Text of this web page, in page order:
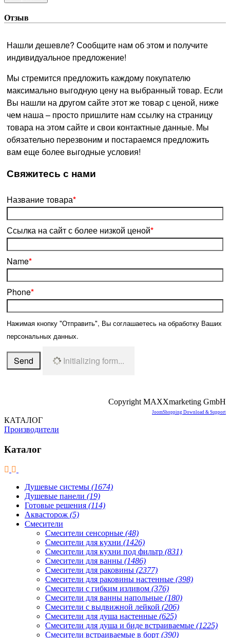
Отзыв
Нашли дешевле? Сообщите нам об этом и получите
индивидуальное предложение!
Мы стремится предложить каждому покупателю
максимально выгодную цену на выбранный товар. Если
Вы нашли на другом сайте этот же товар с ценой, ниже
чем наша – просто пришлите нам ссылку на страницу
товара на этом сайте и свои контактные данные. Мы
обязательно перезвоним и постараемся предложить
вам еще более выгодные условия!
­Свяжитесь с нами
Название товара*
Ссылка на сайт с более низкой ценой*
Name*
Phone*
Нажимая кнопку "Отправить", Вы соглашаетесь на обработку Ваших
персональных данных.
Send Initializing form...
Copyright MAXXmarketing GmbH
JoomShopping Download & Support
КАТАЛОГ
Производители
Каталог
Душевые системы (1674)
Душевые панели (19)
Готовые решения (114)
Аквасторож (5)
Смесители
Смесители сенсорные (48)
Смесители для кухни (1426)
Смесители для кухни под фильтр (831)
Смесители для ванны (1486)
Смесители для раковины (2377)
Смесители для раковины настенные (398)
Смесители с гибким изливом (376)
Смесители для ванны напольные (180)
Смесители с выдвижной лейкой (206)
Смесители для душа настенные (625)
Смесители для душа и биде встраиваемые (1225)
Смесители встраиваемые в борт (390)